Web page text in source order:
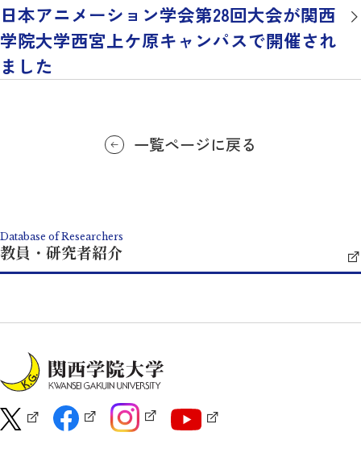
日本アニメーション学会第28回大会が関西
学院大学西宮上ケ原キャンパスで開催され
ました
一覧ページに戻る
Database of Researchers
教員・研究者紹介